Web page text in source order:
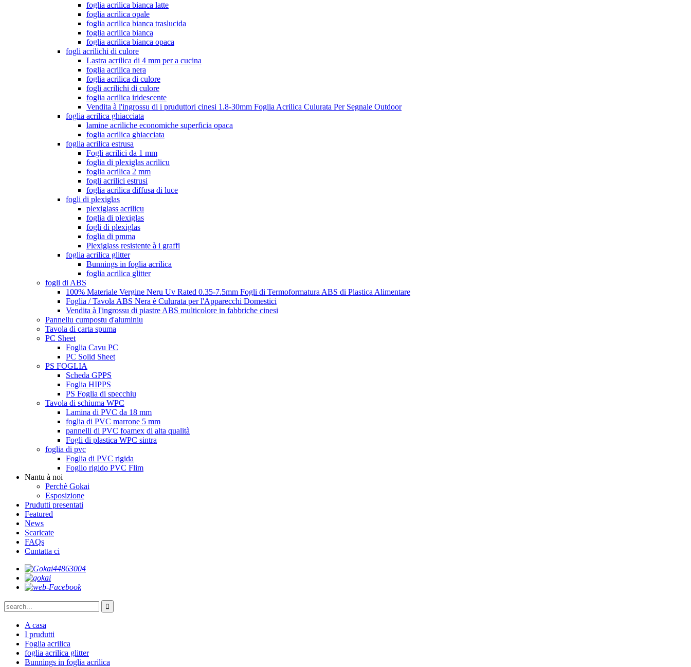
foglia acrilica bianca latte
foglia acrilica opale
foglia acrilica bianca traslucida
foglia acrilica bianca
foglia acrilica bianca opaca
fogli acrilichi di culore
Lastra acrilica di 4 mm per a cucina
foglia acrilica nera
foglia acrilica di culore
fogli acrilichi di culore
foglia acrilica iridescente
Vendita à l'ingrossu di i pruduttori cinesi 1.8-30mm Foglia Acrilica Culurata Per Segnale Outdoor
foglia acrilica ghiacciata
lamine acriliche economiche superficia opaca
foglia acrilica ghiacciata
foglia acrilica estrusa
Fogli acrilici da 1 mm
foglia di plexiglas acrilicu
foglia acrilica 2 mm
fogli acrilici estrusi
foglia acrilica diffusa di luce
fogli di plexiglas
plexiglass acrilicu
foglia di plexiglas
fogli di plexiglas
foglia di pmma
Plexiglass resistente à i graffi
foglia acrilica glitter
Bunnings in foglia acrilica
foglia acrilica glitter
fogli di ABS
100% Materiale Vergine Neru Uv Rated 0.35-7.5mm Fogli di Termoformatura ABS di Plastica Alimentare
Foglia / Tavola ABS Nera è Culurata per l'Apparecchi Domestici
Vendita à l'ingrossu di piastre ABS multicolore in fabbriche cinesi
Pannellu cumpostu d'aluminiu
Tavola di carta spuma
PC Sheet
Foglia Cavu PC
PC Solid Sheet
PS FOGLIA
Scheda GPPS
Foglia HIPPS
PS Foglia di specchiu
Tavola di schiuma WPC
Lamina di PVC da 18 mm
foglia di PVC marrone 5 mm
pannelli di PVC foamex di alta qualità
Fogli di plastica WPC sintra
foglia di pvc
Foglia di PVC rigida
Foglio rigido PVC Flim
Nantu à noi
Perchè Gokai
Esposizione
Prudutti presentati
Featured
News
Scaricate
FAQs
Cuntatta ci
A casa
I prudutti
Foglia acrilica
foglia acrilica glitter
Bunnings in foglia acrilica